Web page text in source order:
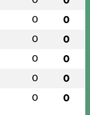
0 0
0 0
0 0
0 0
0 0